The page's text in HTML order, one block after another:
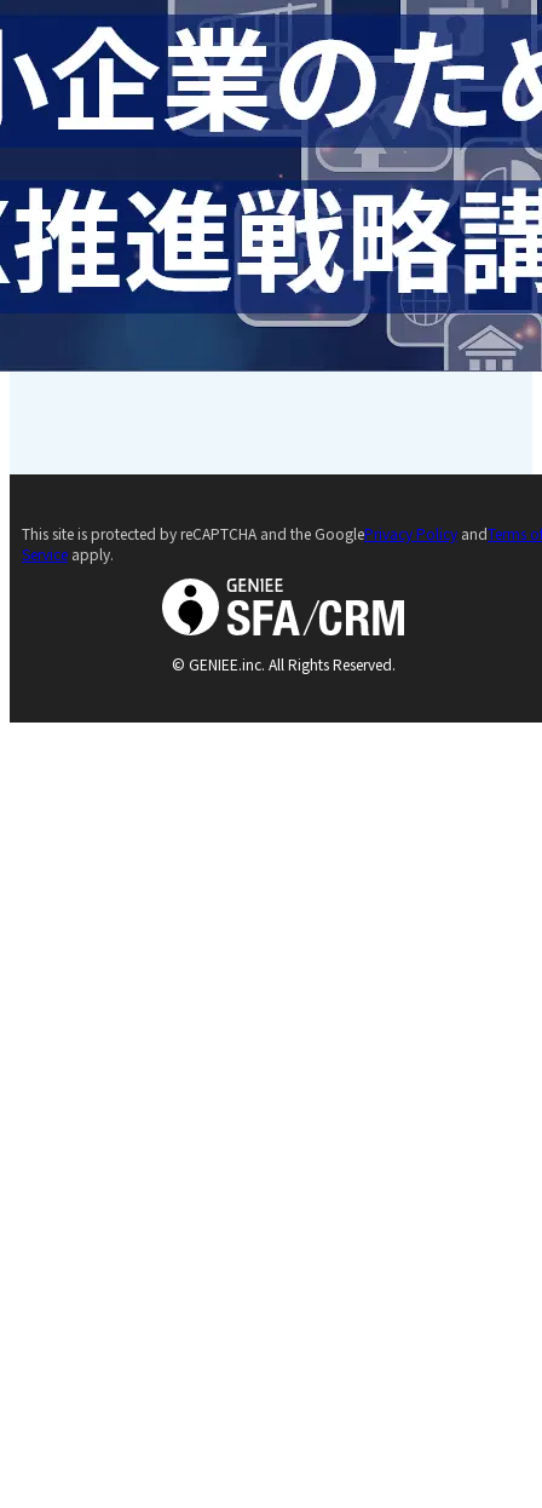
© GENIEE.inc. All Rights Reserved.
This site is protected by reCAPTCHA and the GooglePrivacy Policy andTerms
Service apply.